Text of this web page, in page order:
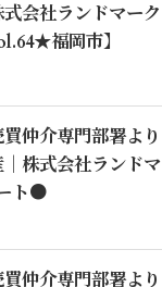
会社ランドマーク
福岡市】
仲介専門部署より
株式会社ランドマ
ト●
仲介専門部署より